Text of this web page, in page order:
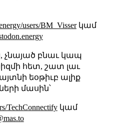
users/BM_Visserկամ
չնայած բնաւ կապ
հետ, շատ լաւ
եօթիւբ ալիք
մասին՝
TechConnectifyկամ